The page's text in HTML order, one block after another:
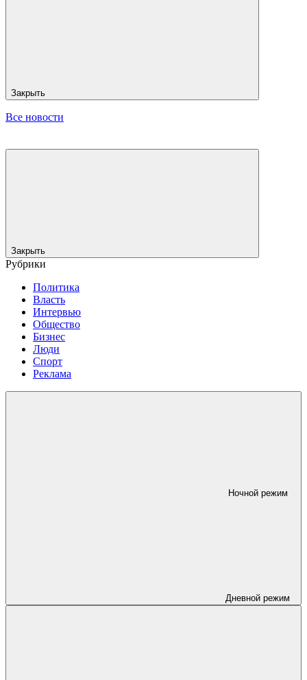
Закрыть
Все новости
Закрыть
Рубрики
Политика
Власть
Интервью
Общество
Бизнес
Люди
Спорт
Реклама
Ночной режим
Дневной режим